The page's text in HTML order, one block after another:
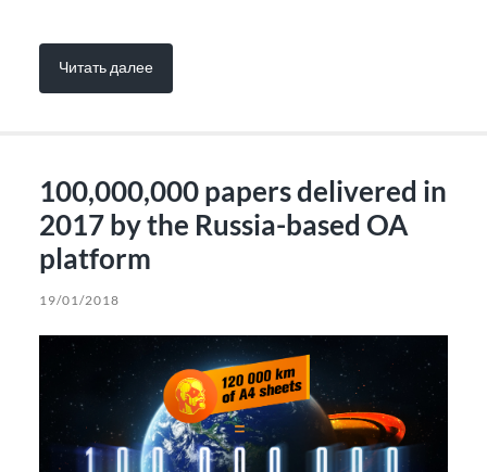
Читать далее
100,000,000 papers delivered in
2017 by the Russia-based OA
platform
19/01/2018